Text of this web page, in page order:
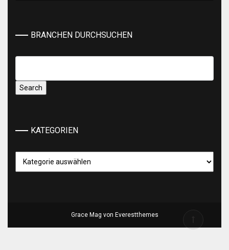
BRANCHEN DURCHSUCHEN
KATEGORIEN
Grace Mag von Everestthemes